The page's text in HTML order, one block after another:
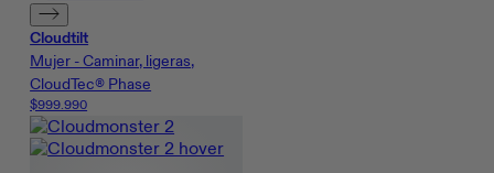
Cloudtilt
Mujer - Caminar, ligeras,
CloudTec® Phase
$999.990